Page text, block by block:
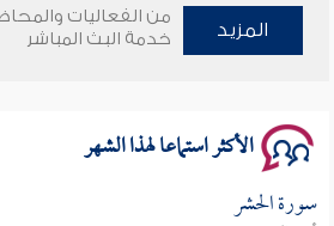
وأمنهم من خوف 9
المزيد
من الفعاليات
خدمة البث المباشر
الأكثر استماعا لهذا الشهر
سورة الحشر